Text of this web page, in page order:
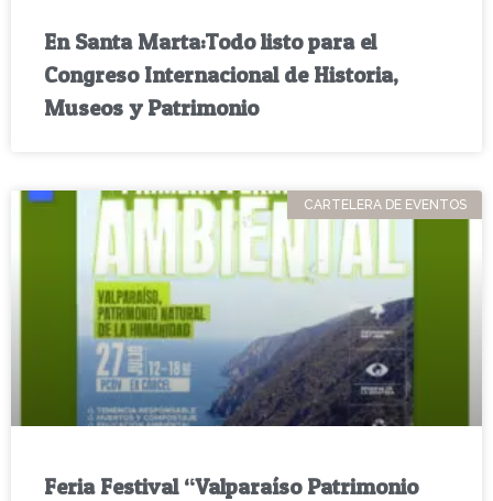
En Santa Marta:Todo listo para el
Congreso Internacional de Historia,
Museos y Patrimonio
CARTELERA DE EVENTOS
Feria Festival “Valparaíso Patrimonio